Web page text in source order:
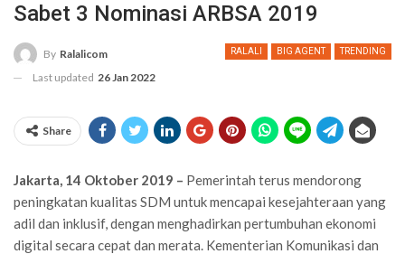
Sabet 3 Nominasi ARBSA 2019
RALALI BIG AGENT TRENDING
By Ralalicom
Last updated 26 Jan 2022
Share
Jakarta, 14 Oktober 2019 – Pemerintah terus mendorong
peningkatan kualitas SDM untuk mencapai kesejahteraan yang
adil dan inklusif, dengan menghadirkan pertumbuhan ekonomi
digital secara cepat dan merata. Kementerian Komunikasi dan